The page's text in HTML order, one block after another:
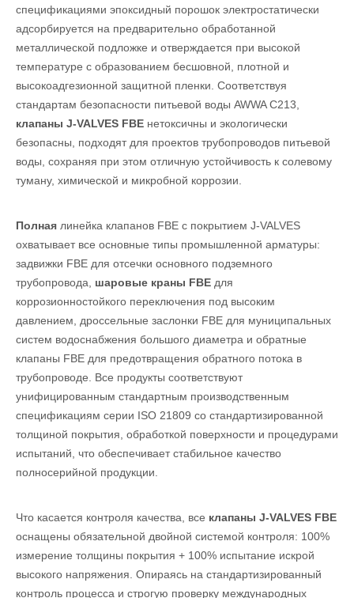
спецификациями эпоксидный порошок электростатически
адсорбируется на предварительно обработанной
металлической подложке и отверждается при высокой
температуре с образованием бесшовной, плотной и
высокоадгезионной защитной пленки. Соответствуя
стандартам безопасности питьевой воды AWWA C213,
клапаны J-VALVES FBE нетоксичны и экологически
безопасны, подходят для проектов трубопроводов питьевой
воды, сохраняя при этом отличную устойчивость к солевому
туману, химической и микробной коррозии.
Полная линейка клапанов FBE с покрытием J-VALVES
охватывает все основные типы промышленной арматуры:
задвижки FBE для отсечки основного подземного
трубопровода, шаровые краны FBE для
коррозионностойкого переключения под высоким
давлением, дроссельные заслонки FBE для муниципальных
систем водоснабжения большого диаметра и обратные
клапаны FBE для предотвращения обратного потока в
трубопроводе. Все продукты соответствуют
унифицированным стандартным производственным
спецификациям серии ISO 21809 со стандартизированной
толщиной покрытия, обработкой поверхности и процедурами
испытаний, что обеспечивает стабильное качество
полносерийной продукции.
Что касается контроля качества, все клапаны J-VALVES FBE
оснащены обязательной двойной системой контроля: 100%
измерение толщины покрытия + 100% испытание искрой
высокого напряжения. Опираясь на стандартизированный
контроль процесса и строгую проверку международных